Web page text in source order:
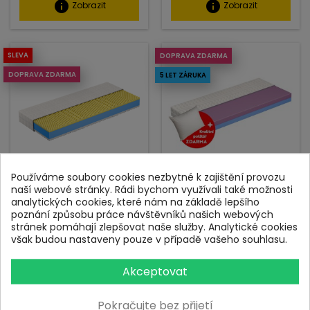
info Zobrazit info Zobrazit
DOPRAVA ZDARMA
SLEVA
Matrace Atlas Memory
Matrace která se
přizpůsobí tělu, s
paměťovou pěnou na
povrchu
výška jádra: 18 cm
pro spáče: 70-120 kg
max. nosnost: 130 kg/os
záruka na proležení: 4
DOPRAVA ZDARMA
5 LET ZÁRUKA
Matrace Duo Hard 14
Přizpůsobivá matrace s
vysokou tuhostí, vhodná
pro děti i dospělé
výška jádra: 14 cm
pro spáče: 60-120 kg
max. nosnost: 130 kg/os
tuhost: H4 a H4,5 z 5
let
Používáme soubory cookies nezbytné k zajištění provozu
naší webové stránky. Rádi bychom využívali také možnosti
analytických cookies, které nám na základě lepšího
poznání způsobu práce návštěvníků našich webových
stránek pomáhají zlepšovat naše služby. Analytické cookies
však budou nastaveny pouze v případě vašeho souhlasu.
Akceptovat
Pokračujte bez přijetí